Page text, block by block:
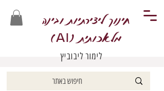
חינוך ליצירתיות ובינה
מלאכותית (AI
)
לימור ליבוביץ